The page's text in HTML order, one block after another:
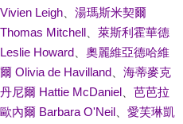
Vivien Leigh、 湯瑪斯米契爾
Thomas Mitchell、 萊斯利霍華德
Leslie Howard、 奧麗維亞德哈維
爾 Olivia de Havilland、 海蒂麥克
丹尼爾 Hattie McDaniel、 芭芭拉
歐內爾 Barbara O'Neil、 愛芙琳凱